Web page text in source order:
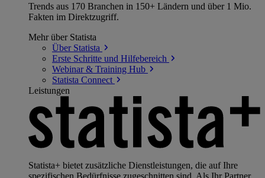
Trends aus 170 Branchen in 150+ Ländern und über 1 Mio.
Fakten im Direktzugriff.
Mehr über Statista
Über Statista
Erste Schritte und Hilfebereich
Webinar & Training Hub
Statista Connect
Leistungen
Statista+ bietet zusätzliche Dienstleistungen, die auf Ihre
spezifischen Bedürfnisse zugeschnitten sind. Als Ihr Partner